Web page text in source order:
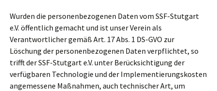
Wurden die personenbezogenen Daten vom SSF-Stutgart
e.V. öffentlich gemacht und ist unser Verein als
Verantwortlicher gemäß Art. 17 Abs. 1 DS-GVO zur
Löschung der personenbezogenen Daten verpflichtet, so
trifft der SSF-Stutgart e.V. unter Berücksichtigung der
verfügbaren Technologie und der Implementierungskosten
angemessene Maßnahmen, auch technischer Art, um